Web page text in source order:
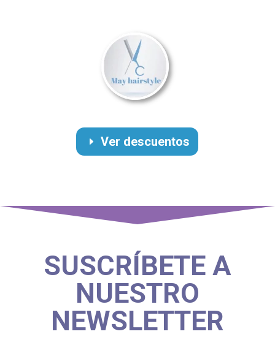
Ver descuentos
SUSCRÍBETE A
NUESTRO
NEWSLETTER